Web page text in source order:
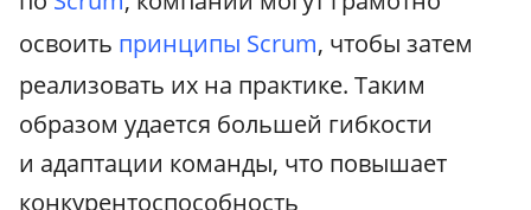
освоить принципы Scrum, чтобы затем
реализовать их на практике. Таким
образом удается большей гибкости
и адаптации команды, что повышает
конкурентоспособность